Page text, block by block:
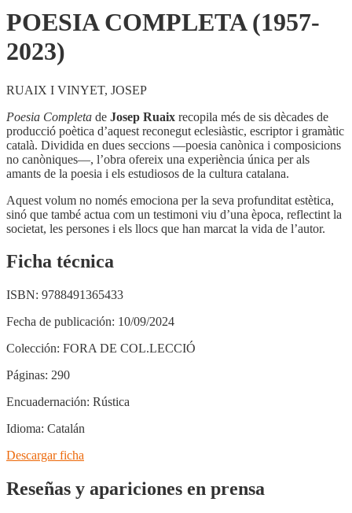
POESIA COMPLETA (1957-
2023)
RUAIX I VINYET, JOSEP
Poesia Completa de Josep Ruaix recopila més de sis dècades de
producció poètica d’aquest reconegut eclesiàstic, escriptor i gramàtic
català. Dividida en dues seccions —poesia canònica i composicions
no canòniques—, l’obra ofereix una experiència única per als
amants de la poesia i els estudiosos de la cultura catalana.
Aquest volum no només emociona per la seva profunditat estètica,
sinó que també actua com un testimoni viu d’una època, reflectint la
societat, les persones i els llocs que han marcat la vida de l’autor.
Ficha técnica
ISBN: 9788491365433
Fecha de publicación: 10/09/2024
Colección: FORA DE COL.LECCIÓ
Páginas: 290
Encuadernación: Rústica
Idioma: Catalán
Descargar ficha
Reseñas y apariciones en prensa